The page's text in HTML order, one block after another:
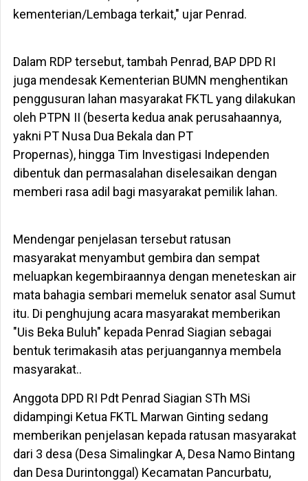
kementerian/Lembaga terkait," ujar Penrad.
Dalam RDP tersebut, tambah Penrad, BAP DPD RI
juga mendesak Kementerian BUMN menghentikan
penggusuran lahan masyarakat FKTL yang dilakukan
oleh PTPN II (beserta kedua anak perusahaannya,
yakni PT Nusa Dua Bekala dan PT
Propernas), hingga Tim Investigasi Independen
dibentuk dan permasalahan diselesaikan dengan
memberi rasa adil bagi masyarakat pemilik lahan.
Mendengar penjelasan tersebut ratusan
masyarakat menyambut gembira dan sempat
meluapkan kegembiraannya dengan meneteskan air
mata bahagia sembari memeluk senator asal Sumut
itu. Di penghujung acara masyarakat memberikan
"Uis Beka Buluh" kepada Penrad Siagian sebagai
bentuk terimakasih atas perjuangannya membela
masyarakat..
Anggota DPD RI Pdt Penrad Siagian STh MSi
didampingi Ketua FKTL Marwan Ginting sedang
memberikan penjelasan kepada ratusan masyarakat
dari 3 desa (Desa Simalingkar A, Desa Namo Bintang
dan Desa Durintonggal) Kecamatan Pancurbatu,